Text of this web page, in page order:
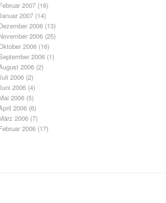
2007 (16)
2007 (14)
2006 (13)
2006 (25)
2006 (16)
2006 (1)
2006 (2)
2006 (2)
2006 (4)
2006 (5)
2006 (6)
2006 (7)
2006 (17)